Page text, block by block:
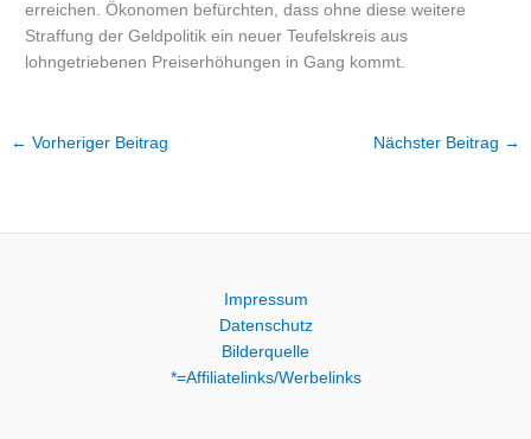
erreichen. Ökonomen befürchten, dass ohne diese weitere
Straffung der Geldpolitik ein neuer Teufelskreis aus
lohngetriebenen Preiserhöhungen in Gang kommt.
← Vorheriger Beitrag Nächster Beitrag →
Impressum
Datenschutz
Bilderquelle
*=Affiliatelinks/Werbelinks